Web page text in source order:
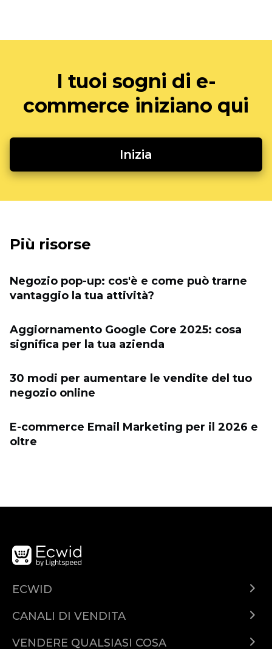
I tuoi sogni di e-
commerce iniziano qui
Inizia
Più risorse
Negozio pop-up: cos'è e come può trarne
vantaggio la tua attività?
Aggiornamento Google Core 2025: cosa
significa per la tua azienda
30 modi per aumentare le vendite del tuo
negozio online
E-commerce Email Marketing per il 2026 e
oltre
ECWID
Demo
Piani & Prezzi
CANALI DI VENDITA
VENDERE QUALSIASI COSA